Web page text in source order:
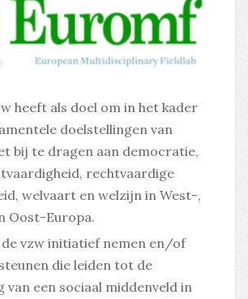
heeft als doel om in het kader
doelstellingen van
bij te dragen aan democratie,
rechtvaardige
welvaart en welzijn in West-,
Oost-Europa.
de vzw initiatief nemen en/of
die leiden tot de
van een sociaal middenveld in